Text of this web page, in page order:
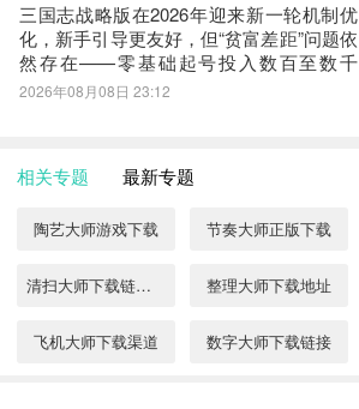
三国志战略版在2026年迎来新一轮机制优
化，新手引导更友好，但“贫富差距”问题依
然存在——零基础起号投入数百至数千
元，资源积累与战力成长仍显缓慢。相较
配性，而选择可靠平台尤为关键。下文基
2026年08月08日 23:12
相关专题 最新专题
陶艺大师游戏下载 节奏大师正版下载
清扫大师下载链接分享 整理大师下载地址
飞机大师下载渠道 数字大师下载链接